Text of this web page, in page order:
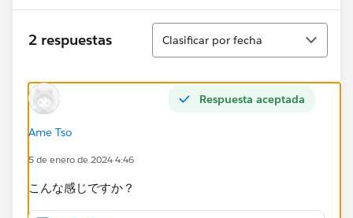
Year（Qと月が表示されてしまう）
2 respuestas
Ordenar
Clasificar por fecha
Respuesta aceptada
Ame Tso
5 de enero de 2024 4:46
こんな感じですか？